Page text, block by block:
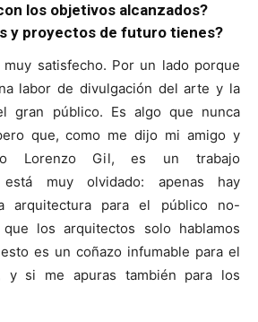
los objetivos alcanzados?
y proyectos de futuro tienes?
satisfecho. Por un lado porque
labor de divulgación del arte y la
gran público. Es algo que nunca
que, como me dijo mi amigo y
Lorenzo Gil, es un trabajo
está muy olvidado: apenas hay
arquitectura para el público no-
los arquitectos solo hablamos
es un coñazo infumable para el
y si me apuras también para los